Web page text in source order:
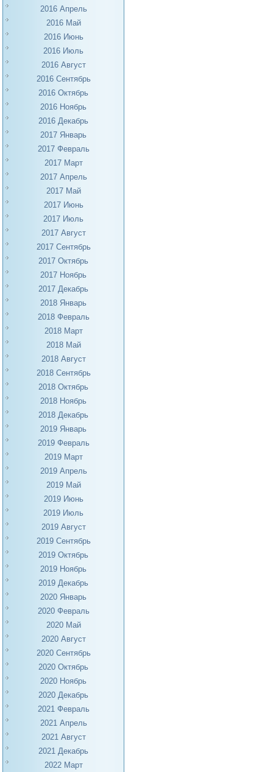
2016 Апрель
2016 Май
2016 Июнь
2016 Июль
2016 Август
2016 Сентябрь
2016 Октябрь
2016 Ноябрь
2016 Декабрь
2017 Январь
2017 Февраль
2017 Март
2017 Апрель
2017 Май
2017 Июнь
2017 Июль
2017 Август
2017 Сентябрь
2017 Октябрь
2017 Ноябрь
2017 Декабрь
2018 Январь
2018 Февраль
2018 Март
2018 Май
2018 Август
2018 Сентябрь
2018 Октябрь
2018 Ноябрь
2018 Декабрь
2019 Январь
2019 Февраль
2019 Март
2019 Апрель
2019 Май
2019 Июнь
2019 Июль
2019 Август
2019 Сентябрь
2019 Октябрь
2019 Ноябрь
2019 Декабрь
2020 Январь
2020 Февраль
2020 Май
2020 Август
2020 Сентябрь
2020 Октябрь
2020 Ноябрь
2020 Декабрь
2021 Февраль
2021 Апрель
2021 Август
2021 Декабрь
2022 Март